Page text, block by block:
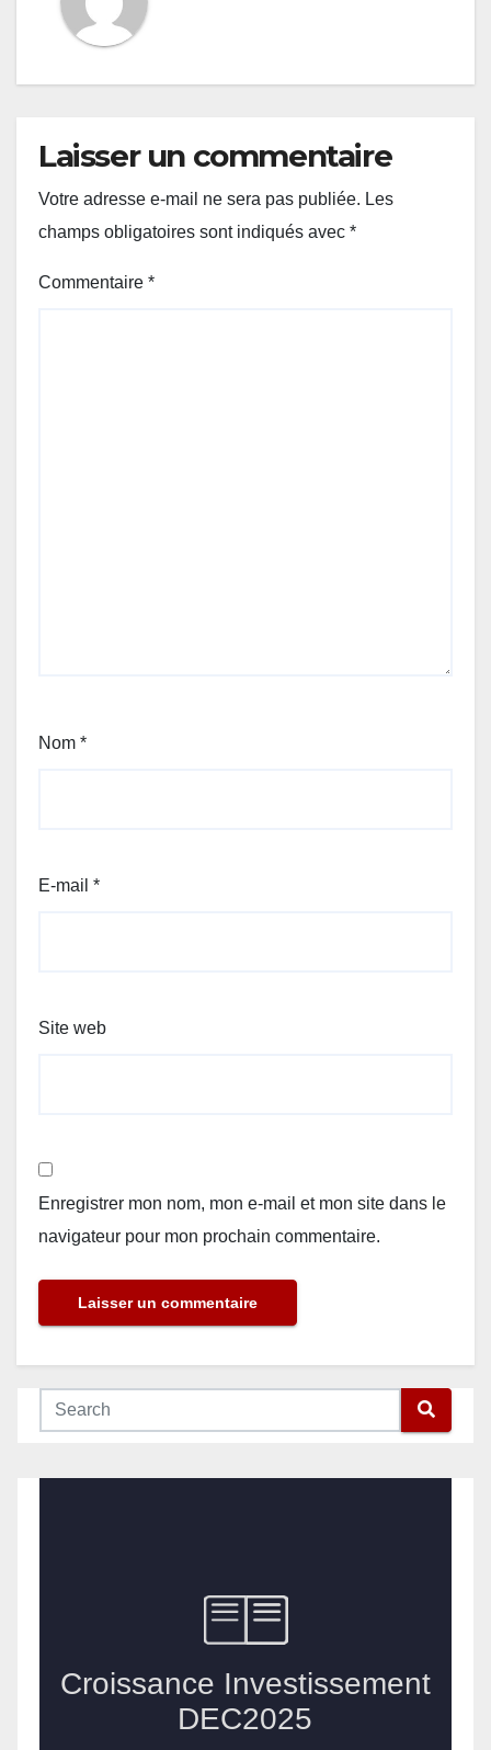
Laisser un commentaire
Votre adresse e-mail ne sera pas publiée. Les
champs obligatoires sont indiqués avec *
Commentaire *
Nom *
E-mail *
Site web
Enregistrer mon nom, mon e-mail et mon site dans le
navigateur pour mon prochain commentaire.